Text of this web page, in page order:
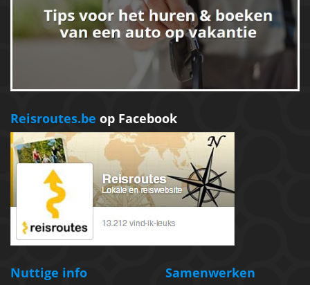
Reisroutes.be op Facebook
Nuttige info Samenwerken